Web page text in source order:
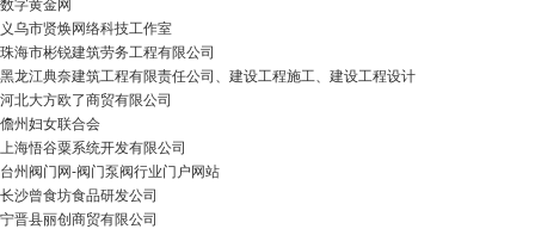
数字黄金网
义乌市贤焕网络科技工作室
珠海市彬锐建筑劳务工程有限公司
黑龙江典奈建筑工程有限责任公司、建设工程施工、建设工程设计
河北大方欧了商贸有限公司
儋州妇女联合会
上海悟谷粟系统开发有限公司
台州阀门网-阀门泵阀行业门户网站
长沙曾食坊食品研发公司
宁晋县丽创商贸有限公司